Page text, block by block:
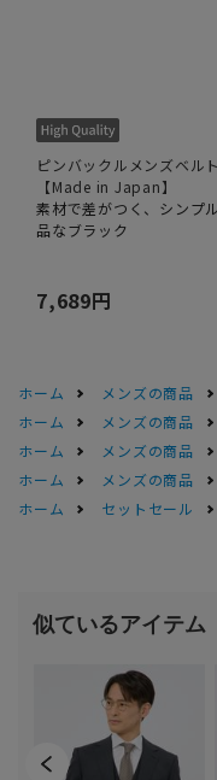
ピンバックルメンズベルト
【Made in Japan】
素材で差がつく、シンプ
品なブラック
7,689円
ホーム メンズの商品
ホーム
メンズの商品
ホーム
メンズの商品
ホーム
メンズの商品
ホーム
セットセール